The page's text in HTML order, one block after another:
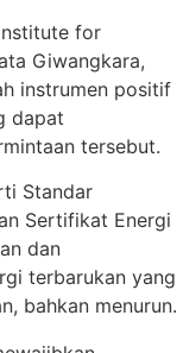
for
Giwangkara,
instrumen positif
dapat
tersebut.
Standar
Sertifikat Energi
dan
terbarukan yang
bahkan menurun.